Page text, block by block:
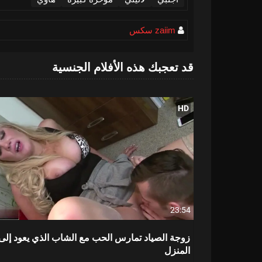
zaiim سكس
قد تعجبك هذه الأفلام الجنسية
HD
23:54
زوجة الصياد تمارس الحب مع الشاب الذي يعود
المنزل